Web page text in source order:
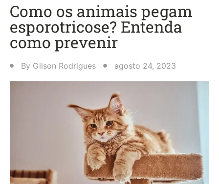
Como os animais pegam
esporotricose? Entenda
como prevenir
By Gilson Rodrigues agosto 24, 2023